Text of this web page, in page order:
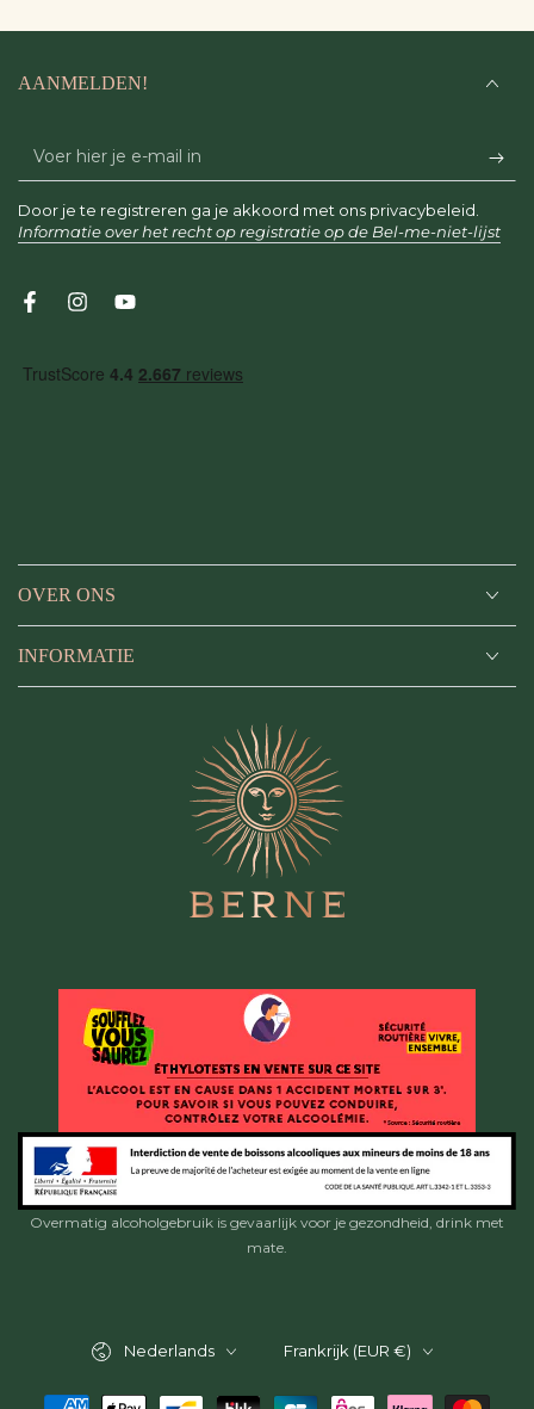
OVER ONS
INFORMATIE
AANMELDEN!
Voer
hier
je
mail
Door je te registreren ga je akkoord met ons privacybeleid.
Informatie over het recht op registratie op de Bel-me-niet-lijst
FacebookInstagramYouTube
Overmatig alcoholgebruik is gevaarlijk voor je gezondheid, drink met
mate.
Nederlands Frankrijk (EUR €)